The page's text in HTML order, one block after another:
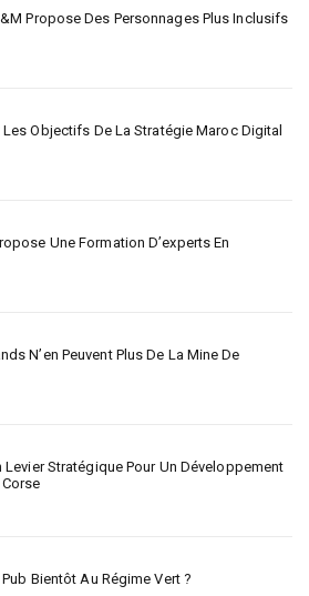
Propose Des Personnages Plus Inclusifs
Objectifs De La Stratégie Maroc Digital
Une Formation D’experts En
N’en Peuvent Plus De La Mine De
Levier Stratégique Pour Un Développement
Bientôt Au Régime Vert ?